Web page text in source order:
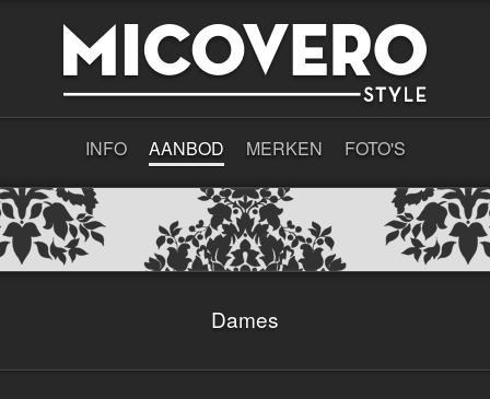
INFO AANBOD MERKEN FOTO'S
Dames